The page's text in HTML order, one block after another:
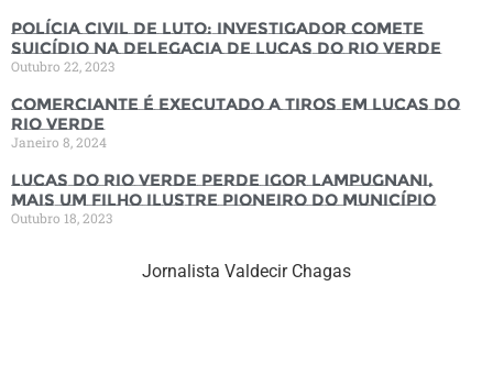
Polícia Civil de luto: Investigador comete
suicídio na Delegacia de Lucas do Rio Verde
Outubro 22, 2023
Comerciante é executado a tiros em Lucas do
Rio Verde
Janeiro 8, 2024
Lucas do Rio Verde perde Igor Lampugnani,
mais um filho ilustre pioneiro do município
Outubro 18, 2023
Jornalista Valdecir Chagas